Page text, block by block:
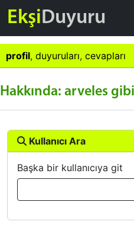
EkşiDuyuru
profil, duyuruları, cevapları
Hakkında: arveles
Kullanıcı Ara
Başka bir kullanıcıya git